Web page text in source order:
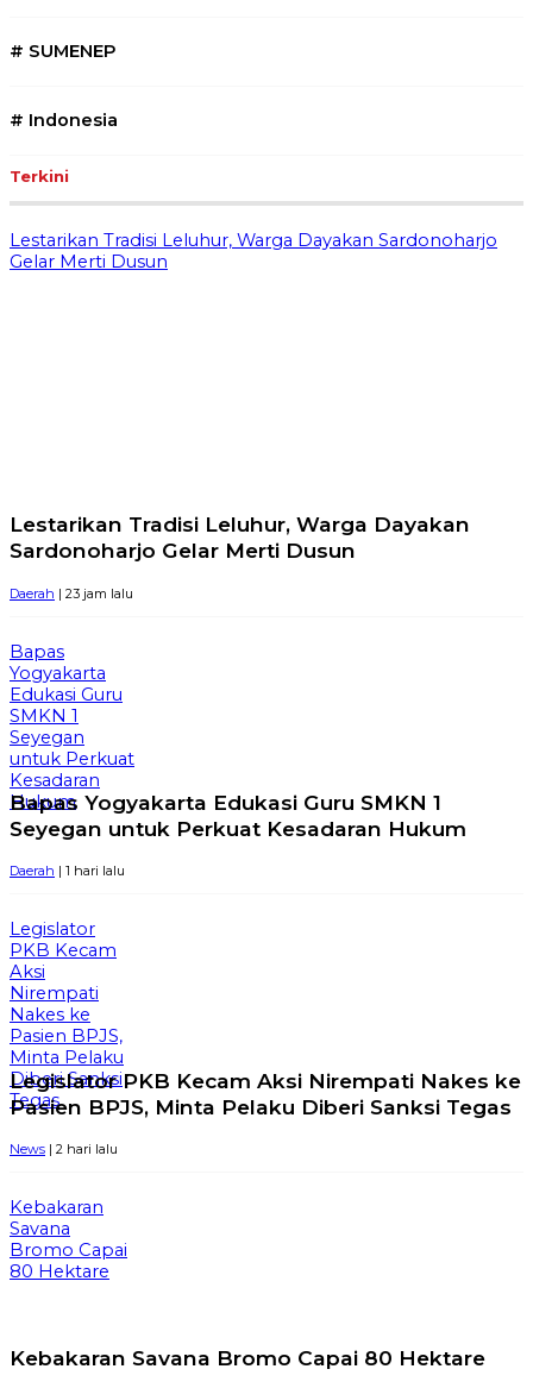
# SUMENEP
# Indonesia
Terkini
Lestarikan Tradisi Leluhur, Warga Dayakan Sardonoharjo
Gelar Merti Dusun
Lestarikan Tradisi Leluhur, Warga Dayakan
Sardonoharjo Gelar Merti Dusun
Daerah | 23 jam lalu
Bapas
Yogyakarta
Edukasi Guru
SMKN 1
Seyegan
untuk Perkuat
Kesadaran
Hukum
Bapas Yogyakarta Edukasi Guru SMKN 1
Seyegan untuk Perkuat Kesadaran Hukum
Daerah | 1 hari lalu
Legislator
PKB Kecam
Aksi
Nirempati
Nakes ke
Pasien BPJS,
Minta Pelaku
Diberi Sanksi
Tegas
Legislator PKB Kecam Aksi Nirempati Nakes ke
Pasien BPJS, Minta Pelaku Diberi Sanksi Tegas
News | 2 hari lalu
Kebakaran
Savana
Bromo Capai
80 Hektare
Kebakaran Savana Bromo Capai 80 Hektare